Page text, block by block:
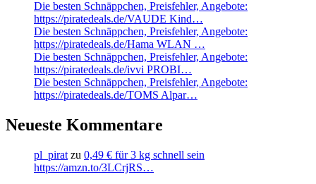
Die besten Schnäppchen, Preisfehler, Angebote:
https://piratedeals.de/VAUDE Kind…
Die besten Schnäppchen, Preisfehler, Angebote:
https://piratedeals.de/Hama WLAN …
Die besten Schnäppchen, Preisfehler, Angebote:
https://piratedeals.de/ivvi PROBI…
Die besten Schnäppchen, Preisfehler, Angebote:
https://piratedeals.de/TOMS Alpar…
Neueste Kommentare
pl_pirat zu 0,49 € für 3 kg schnell sein
https://amzn.to/3LCrjRS…